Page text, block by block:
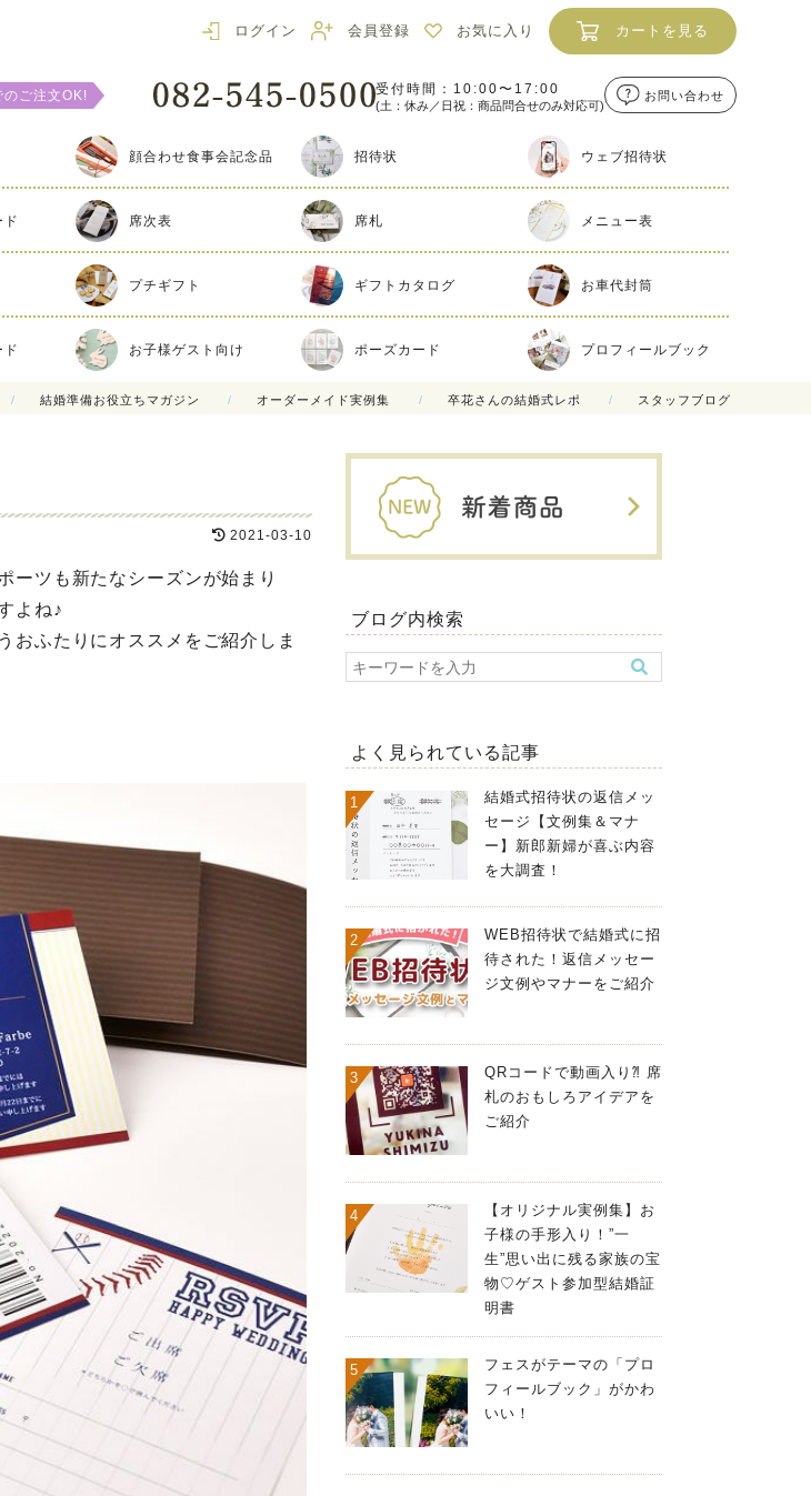
ログイン 会員登録 お気に入り カートを見る
のご注文OK! 受付時間：10:00〜17:00
(土：休み／日祝：商品問合せのみ対応可)
お問い合わせ
顔合わせ食事会記念品 招待状 ウェブ招待状
ド 席次表 席札 メニュー表
プチギフト ギフトカタログ お車代封筒
ド お子様ゲスト向け ポーズカード プロフィールブック
結婚準備お役立ちマガジン オーダーメイド実例集 卒花さんの結婚式レポ スタッフブログ
2021-03-10
ーツも新たなシーズンが始まり
よね♪
おふたりにオススメをご紹介しま
ブログ内検索
よく見られている記事
結婚式招待状の返信メッ
セージ【文例集＆マナ
ー】新郎新婦が喜ぶ内容
を大調査！
WEB招待状で結婚式に招
待された！返信メッセー
ジ文例やマナーをご紹介
QRコードで動画入り⁈ 席
札のおもしろアイデアを
ご紹介
【オリジナル実例集】お
子様の手形入り！”一
生”思い出に残る家族の宝
物♡ゲスト参加型結婚証
明書
フェスがテーマの「プロ
フィールブック」がかわ
いい！